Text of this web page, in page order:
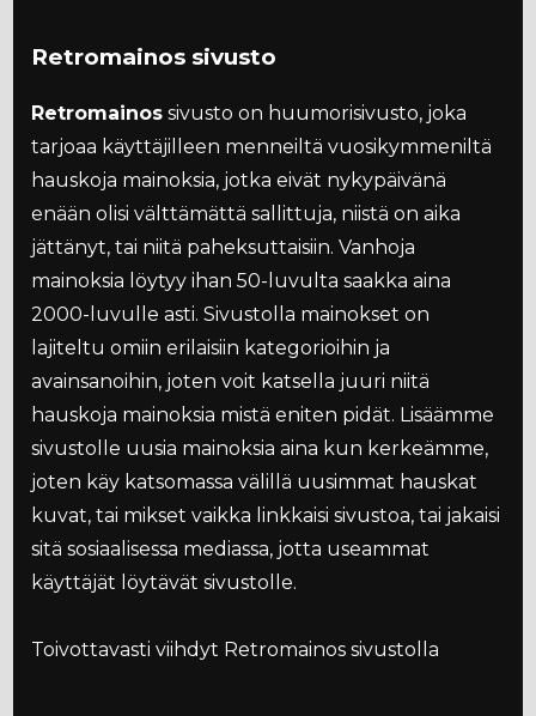
Retromainos sivusto
Retromainos sivusto on huumorisivusto, joka
tarjoaa käyttäjilleen menneiltä vuosikymmeniltä
hauskoja mainoksia, jotka eivät nykypäivänä
enään olisi välttämättä sallittuja, niistä on aika
jättänyt, tai niitä paheksuttaisiin. Vanhoja
mainoksia löytyy ihan 50-luvulta saakka aina
2000-luvulle asti. Sivustolla mainokset on
lajiteltu omiin erilaisiin kategorioihin ja
avainsanoihin, joten voit katsella juuri niitä
hauskoja mainoksia mistä eniten pidät. Lisäämme
sivustolle uusia mainoksia aina kun kerkeämme,
joten käy katsomassa välillä uusimmat hauskat
kuvat, tai mikset vaikka linkkaisi sivustoa, tai jakaisi
sitä sosiaalisessa mediassa, jotta useammat
käyttäjät löytävät sivustolle.
Toivottavasti viihdyt Retromainos sivustolla